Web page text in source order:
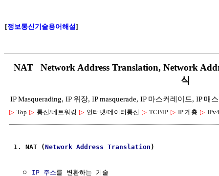
[정보통신기술용어해설]
NAT Network Address Translation, Network
식
IP Masquerading, IP 위장, IP masquerade, IP 마스커레이드, IP 매
▷ Top ▷ 통신/네트워킹 ▷ 인터넷/데이터통신 ▷ TCP/IP ▷ IP 계층 ▷ IPv4
1. NAT (Network Address Translation )
  ㅇ
IP 주소를 변환하는 기술